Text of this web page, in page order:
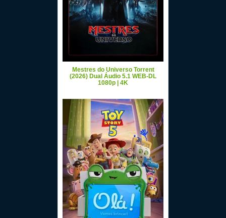
Mestres do Universo Torrent
(2026) Dual Áudio 5.1 WEB-DL
1080p | 4K